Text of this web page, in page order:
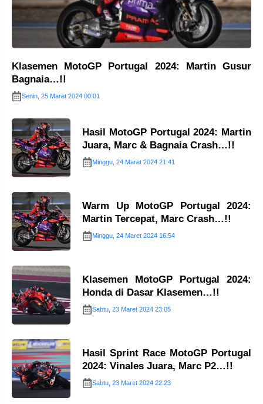
Klasemen MotoGP Portugal 2024: Martin Gusur
Bagnaia…!!
Senin, 25 Maret 2024 00:01
Hasil MotoGP Portugal 2024: Martin
Juara, Marc & Bagnaia Crash…!!
Minggu, 24 Maret 2024 21:41
Warm Up MotoGP Portugal 2024:
Martin Tercepat, Marc Crash…!!
Minggu, 24 Maret 2024 16:54
Klasemen MotoGP Portugal 2024:
Honda di Dasar Klasemen…!!
Sabtu, 23 Maret 2024 23:05
Hasil Sprint Race MotoGP Portugal
2024: Vinales Juara, Marc P2…!!
Sabtu, 23 Maret 2024 22:23